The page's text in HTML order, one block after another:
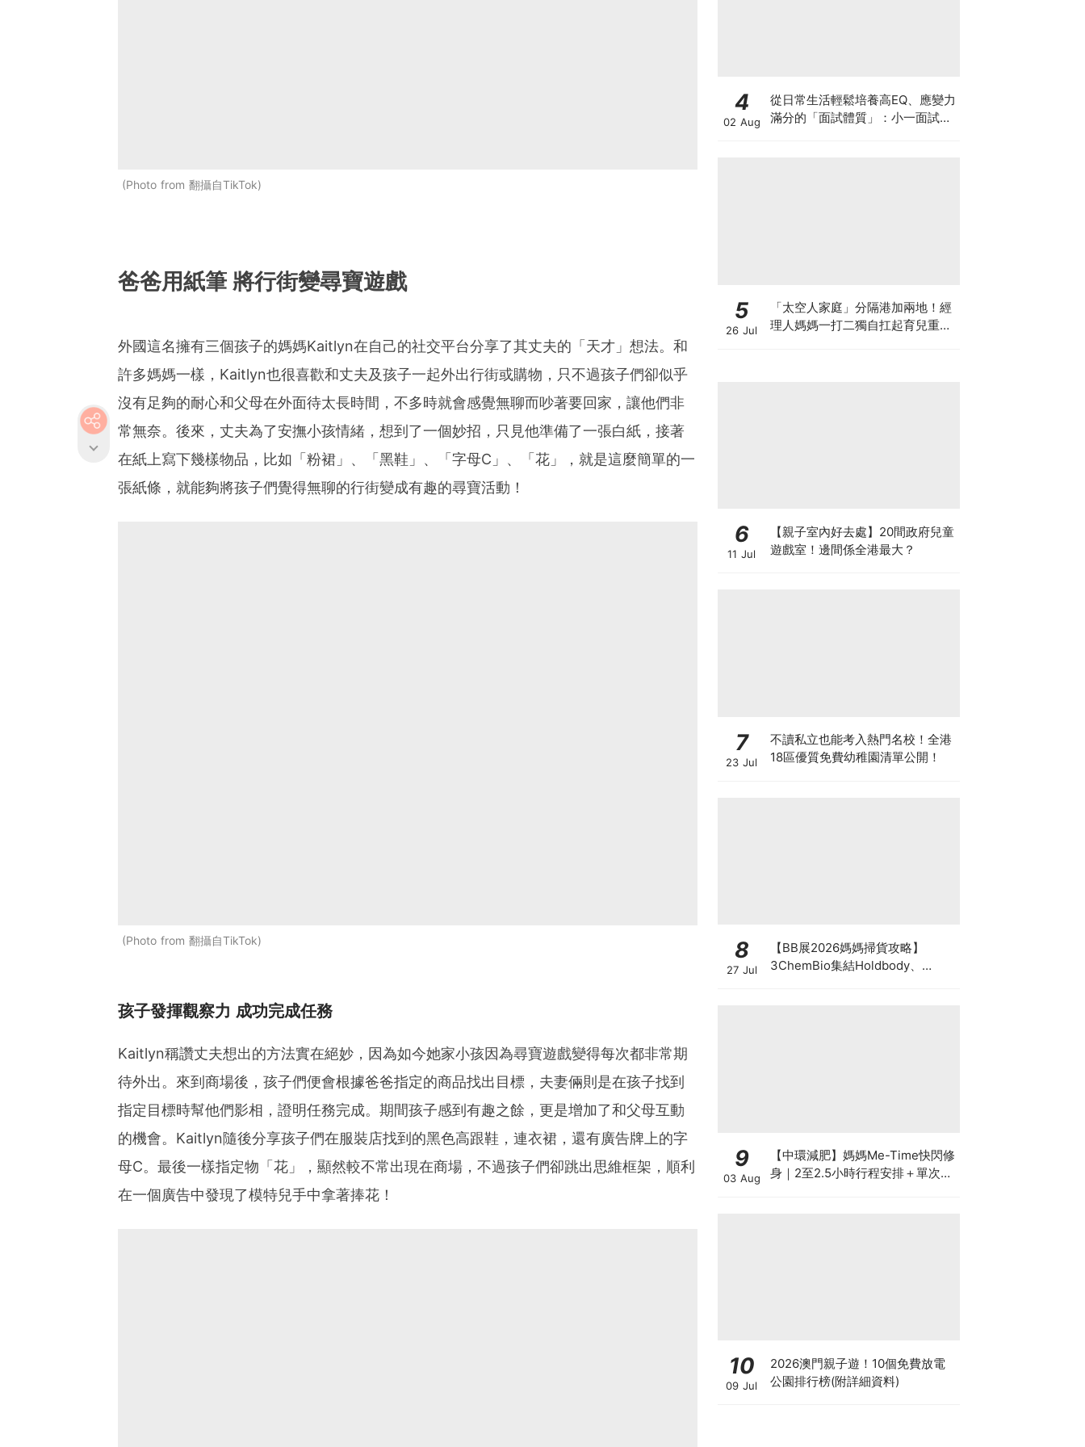
Photo from 翻攝自TikTok
爸爸用紙筆 將行街變尋寶遊戲
外國這名擁有三個孩子的媽媽Kaitlyn在自己的社交平台分享了其丈夫的「天才」想法。和
許多媽媽一樣，Kaitlyn也很喜歡和丈夫及孩子一起外出行街或購物，只不過孩子們卻似乎
沒有足夠的耐心和父母在外面待太長時間，不多時就會感覺無聊而吵著要回家，讓他們非
常無奈。後來，丈夫為了安撫小孩情緒，想到了一個妙招，只見他準備了一張白紙，接著
在紙上寫下幾樣物品，比如「粉裙」、「黑鞋」、「字母C」、「花」，就是這麼簡單的一
張紙條，就能夠將孩子們覺得無聊的行街變成有趣的尋寶活動！
Photo from 翻攝自TikTok
孩子發揮觀察力 成功完成任務
Kaitlyn稱讚丈夫想出的方法實在絕妙，因為如今她家小孩因為尋寶遊戲變得每次都非常期
待外出。來到商場後，孩子們便會根據爸爸指定的商品找出目標，夫妻倆則是在孩子找到
指定目標時幫他們影相，證明任務完成。期間孩子感到有趣之餘，更是增加了和父母互動
的機會。Kaitlyn隨後分享孩子們在服裝店找到的黑色高跟鞋，連衣裙，還有廣告牌上的字
母C。最後一樣指定物「花」，顯然較不常出現在商場，不過孩子們卻跳出思維框架，順利
在一個廣告中發現了模特兒手中拿著捧花！
4
02 Aug
從日常生活輕鬆培養高EQ、應變力
滿分的「面試體質」：小一面試最
5
26 Jul
「太空人家庭」分隔港加兩地！經
理人媽媽一打二獨自扛起育兒重
6
11 Jul
【親子室內好去處】20間政府兒童
遊戲室！邊間係全港最大？
7
23 Jul
不讀私立也能考入熱門名校！全港
18區優質免費幼稚園清單公開！
8
27 Jul
【BB展2026媽媽掃貨攻略】
3ChemBio集結Holdbody、
9
03 Aug
【中環減肥】媽媽Me-Time快閃修
身｜2至2.5小時行程安排＋單次收
10
09 Jul
2026澳門親子遊！10個免費放電
公園排行榜(附詳細資料)